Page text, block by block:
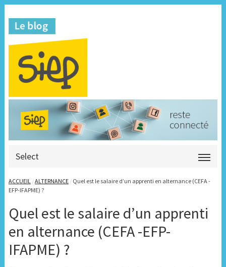
Select
ACCUEIL /ALTERNANCE / Quel est le salaire d’un apprenti en alternance (CEFA -
EFP-IFAPME) ?
Quel est le salaire d’un apprenti
en alternance (CEFA -EFP-
IFAPME) ?